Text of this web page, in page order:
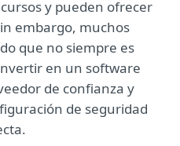
y pueden ofrecer
embargo, muchos
que no siempre es
en un software
de confianza y
de seguridad